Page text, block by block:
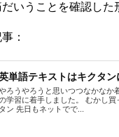
いうことを確認した
：
単語テキストはキクタン
ろうやろうと思いつつなかなか
学習に着手しました。 むかし買
タン 先日もネットでで...